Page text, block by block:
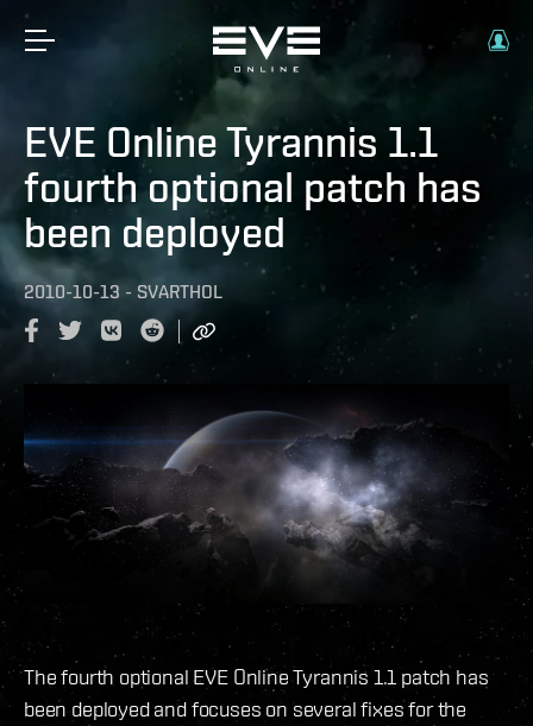
EVE Online Tyrannis 1.1
fourth optional patch has
been deployed
2010-10-13 - SVARTHOL
The fourth optional EVE Online Tyrannis 1.1 patch has
been deployed and focuses on several fixes for the